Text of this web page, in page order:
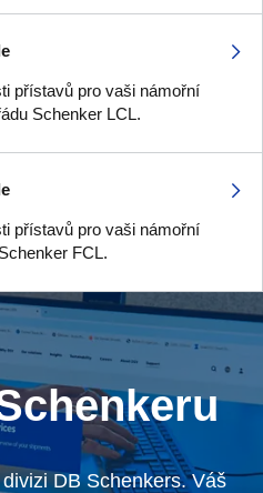
přístavů pro vaši námořní
Schenker LCL.
přístavů pro vaši námořní
FCL.
DB Schenkers. Váš